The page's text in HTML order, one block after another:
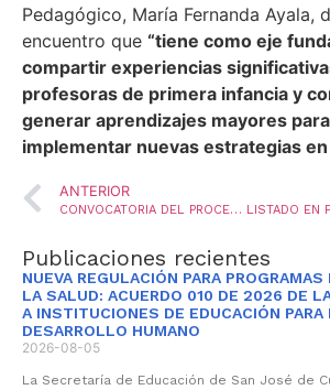
Pedagógico, María Fernanda Ayala,
encuentro que “tiene como eje
compartir experiencias
profesoras de primera infancia y
generar aprendizajes mayores
implementar nuevas estrategias en
ANTERIOR
CONVOCATORIA DEL PROCESO DE TRASLADOS ORDINARIOS – VIGENCIA 2025
Publicaciones recientes
NUEVA REGULACIÓN PARA
LA SALUD: ACUERDO 010 DE 2026 DE
A INSTITUCIONES DE EDUCACIÓN PARA
DESARROLLO HUMANO
2026-08-05
La Secretaría de Educación de San José de